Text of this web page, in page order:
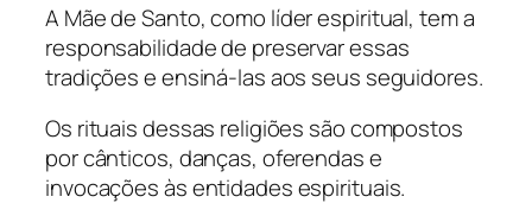
A Mãe de Santo, como líder espiritual, tem a
responsabilidade de preservar essas
tradições e ensiná-las aos seus seguidores.
Os rituais dessas religiões são compostos
por cânticos, danças, oferendas e
invocações às entidades espirituais.